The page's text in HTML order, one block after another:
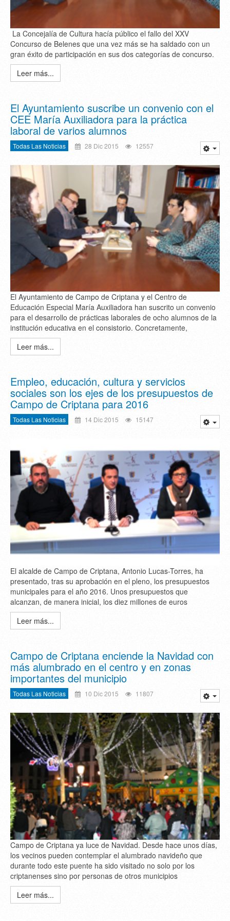
La Concejalía de Cultura hacía público el fallo del XXV
Concurso de Belenes que una vez más se ha saldado con un
gran éxito de participación en sus dos categorías de concurso.
Leer más...
El Ayuntamiento suscribe un convenio con el
CEE María Auxiliadora para la práctica
laboral de varios alumnos
Todas Las Noticias 28 Dic 2015 12557
El Ayuntamiento de Campo de Criptana y el Centro de
Educación Especial María Auxiliadora han suscrito un convenio
para el desarrollo de prácticas laborales de ocho alumnos de la
institución educativa en el consistorio. Concretamente,
Leer más...
Empleo, educación, cultura y servicios
sociales son los ejes de los presupuestos de
Campo de Criptana para 2016
Todas Las Noticias 14 Dic 2015 15147
El alcalde de Campo de Criptana, Antonio Lucas-Torres, ha
presentado, tras su aprobación en el pleno, los presupuestos
municipales para el año 2016. Unos presupuestos que
alcanzan, de manera inicial, los diez millones de euros
Leer más...
Campo de Criptana enciende la Navidad con
más alumbrado en el centro y en zonas
importantes del municipio
Todas Las Noticias 10 Dic 2015 11807
Campo de Criptana ya luce de Navidad. Desde hace unos días,
los vecinos pueden contemplar el alumbrado navideño que
durante todo este puente ha sido visitado no solo por los
criptanenses sino por personas de otros municipios
Leer más...